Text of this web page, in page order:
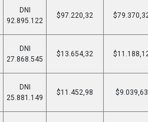
DNI
92.895.122
$97.220,32
DNI
27.868.545
$13.654,32
DNI
25.881.149
$11.452,98 $9.039,63